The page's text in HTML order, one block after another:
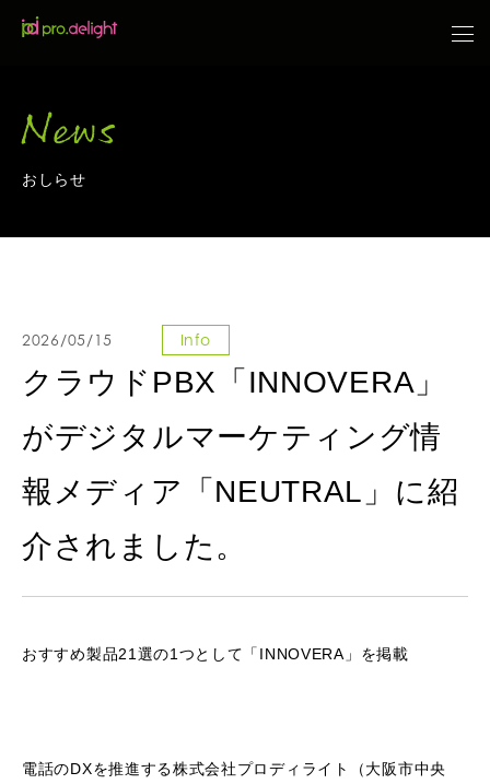
News
おしらせ
2026/05/15 Info
クラウドPBX「INNOVERA」
がデジタルマーケティング情
報メディア「NEUTRAL」に紹
介されました。
おすすめ製品21選の1つとして「INNOVERA」を掲載
電話のDXを推進する株式会社プロディライト（大阪市中央